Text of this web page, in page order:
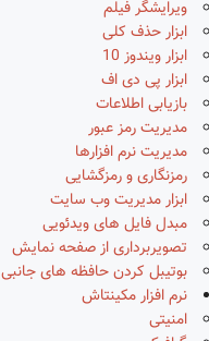
ویرایشگر فیلم
ابزار حذف کلی
ابزار ویندوز 10
ابزار پی دی اف
بازیابی اطلاعات
مدیریت رمز عبور
مدیریت نرم افزارها
رمزنگاری و رمزگشایی
ابزار مدیریت وب سایت
مبدل فایل های ویدئویی
تصویربرداری از صفحه نمایش
بوتیبل کردن حافظه های جانبی
نرم افزار مکینتاش
امنیتی